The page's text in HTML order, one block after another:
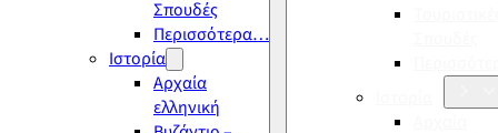
Σπουδές
Περισσότερα…
Ιστορία
Αρχαία
ελληνική